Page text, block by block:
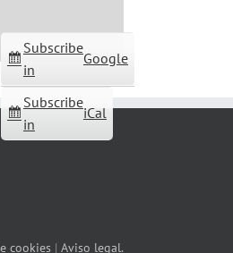
Subscribe
in
Google
Subscribe
in
iCal
cookies | Aviso legal.